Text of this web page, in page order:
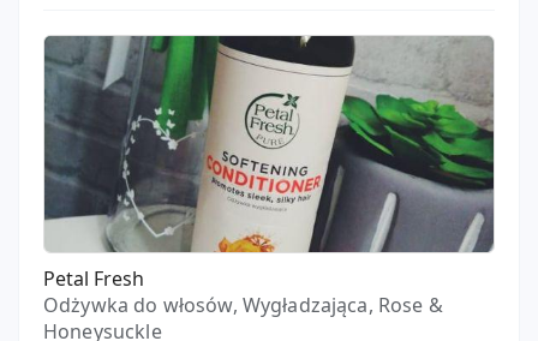
Petal Fresh
Odżywka do włosów, Wygładzająca, Rose &
Honeysuckle